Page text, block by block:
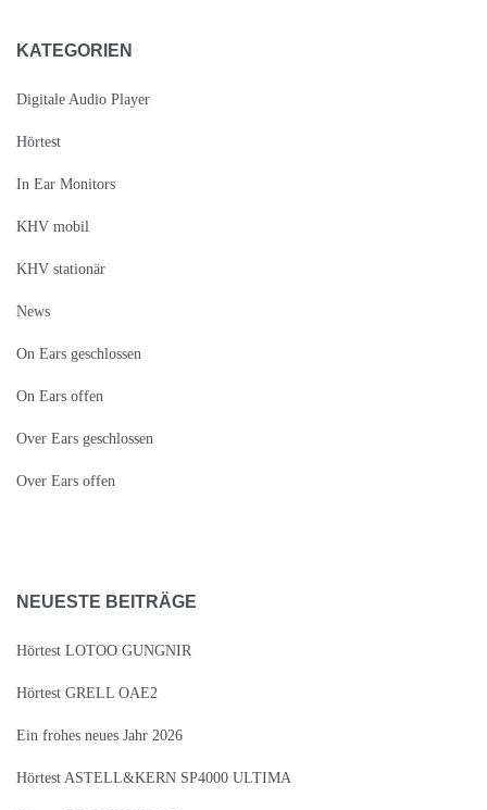
KATEGORIEN
Digitale Audio Player
Hörtest
In Ear Monitors
KHV mobil
KHV stationär
News
On Ears geschlossen
On Ears offen
Over Ears geschlossen
Over Ears offen
NEUESTE BEITRÄGE
Hörtest LOTOO GUNGNIR
Hörtest GRELL OAE2
Ein frohes neues Jahr 2026
Hörtest ASTELL&KERN SP4000 ULTIMA